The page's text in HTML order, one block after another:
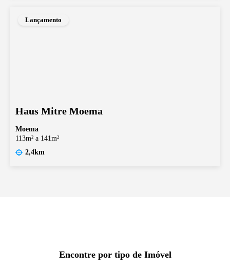
Lançamento
Haus Mitre Moema
Moema
113m² a 141m²
2,4km
Encontre por tipo de Imóvel